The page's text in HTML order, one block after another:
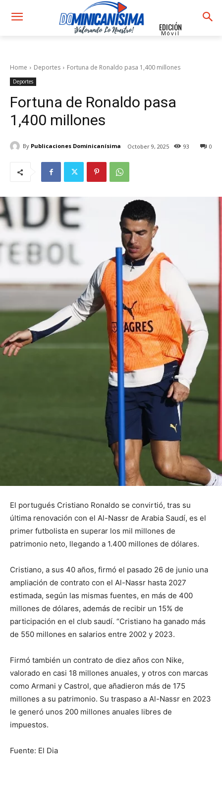
EDICIÓN
Móvil
Home Deportes Fortuna de Ronaldo pasa 1,400 millones
Deportes
Fortuna de Ronaldo pasa
1,400 millones
By Publicaciones Dominicanísima October 9, 2025 0
93
El portugués Cristiano Ronaldo se convirtió, tras su
última renovación con el Al-Nassr de Arabia Saudí, es el
primer futbolista en superar los mil millones de
patrimonio neto, llegando a 1.400 millones de dólares.
Cristiano, a sus 40 años, firmó el pasado 26 de junio una
ampliación de contrato con el Al-Nassr hasta 2027
estimada, según las mismas fuentes, en más de 400
millones de dólares, además de recibir un 15% de
participación en el club saudí. “Cristiano ha ganado más
de 550 millones en salarios entre 2002 y 2023.
Firmó también un contrato de diez años con Nike,
valorado en casi 18 millones anuales, y otros con marcas
como Armani y Castrol, que añadieron más de 175
millones a su patrimonio. Su traspaso a Al-Nassr en 2023
le generó unos 200 millones anuales libres de
impuestos.
Fuente: El Dia